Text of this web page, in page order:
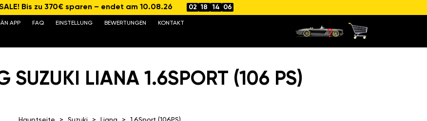
SALE! Bis zu 370€ sparen – endet am 10.08.26 02 18 14 05
APP FAQ EINSTELLUNG BEWERTUNGEN
KONTAKT
SUZUKI LIANA 1.6SPORT (106 PS)